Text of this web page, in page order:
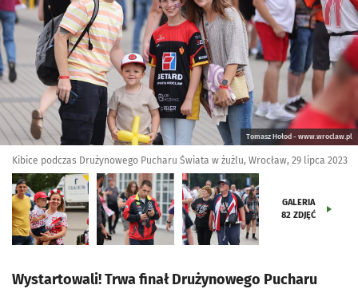
Tomasz Hołod - www.wroclaw.pl
Kibice podczas Drużynowego Pucharu Świata w żużlu, Wrocław, 29 lipca 2023
GALERIA
82 ZDJĘĆ
Wystartowali! Trwa finał Drużynowego Pucharu